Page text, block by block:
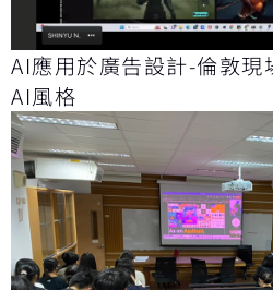
AI應用於廣告設計-倫敦現
AI風格